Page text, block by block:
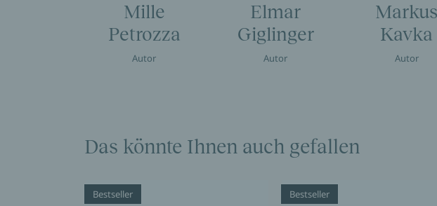
Mille
Petrozza
Autor
Elmar
Giglinger
Autor
Markus
Kavka
Autor
Das könnte Ihnen auch gefallen
Bestseller Bestseller